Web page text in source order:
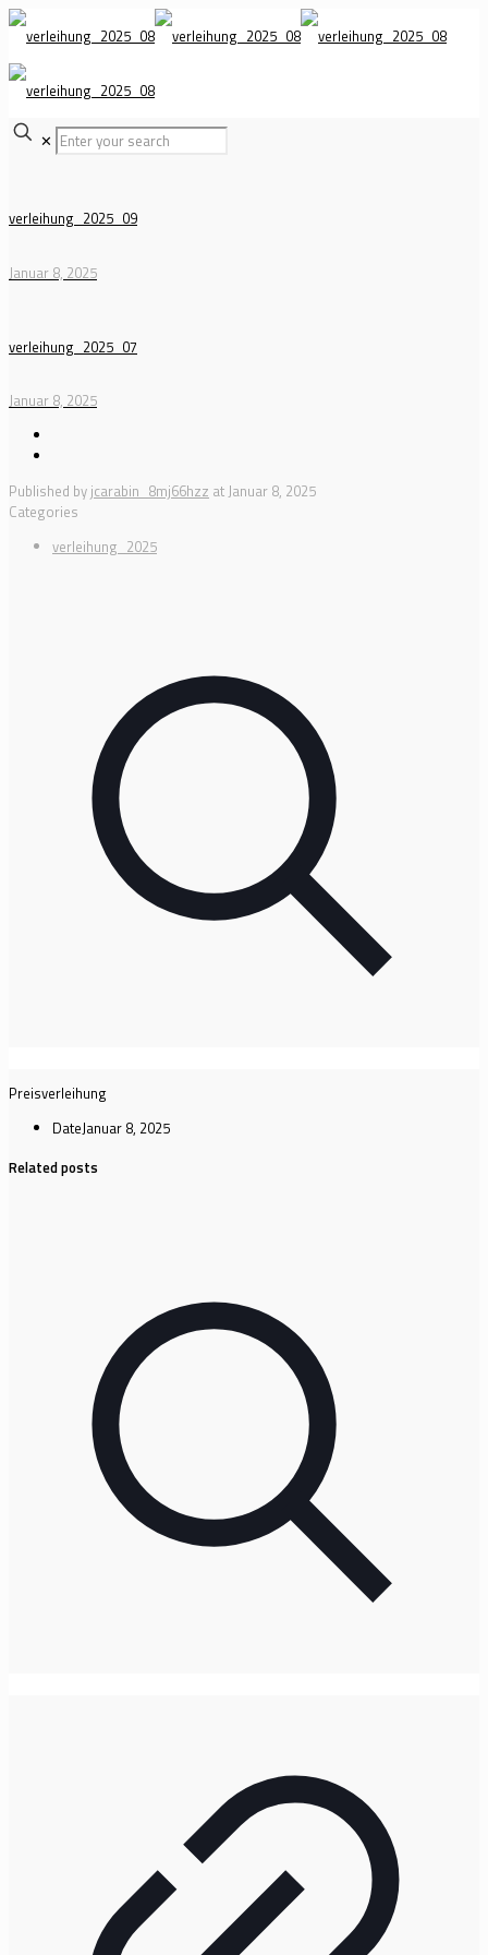
✕
verleihung_2025_09
Januar 8, 2025
verleihung_2025_07
Januar 8, 2025
Published by jcarabin_8mj66hzz atJanuar 8, 2025
Categories
verleihung_2025
Preisverleihung
DateJanuar 8, 2025
Related posts